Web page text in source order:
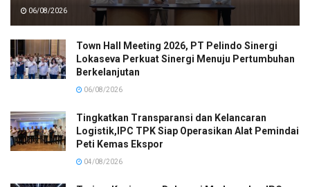
06/08/2026
Town Hall Meeting 2026, PT Pelindo Sinergi
Lokaseva Perkuat Sinergi Menuju Pertumbuhan
Berkelanjutan
06/08/2026
Tingkatkan Transparansi dan Kelancaran
Logistik,IPC TPK Siap Operasikan Alat Pemindai
Peti Kemas Ekspor
04/08/2026